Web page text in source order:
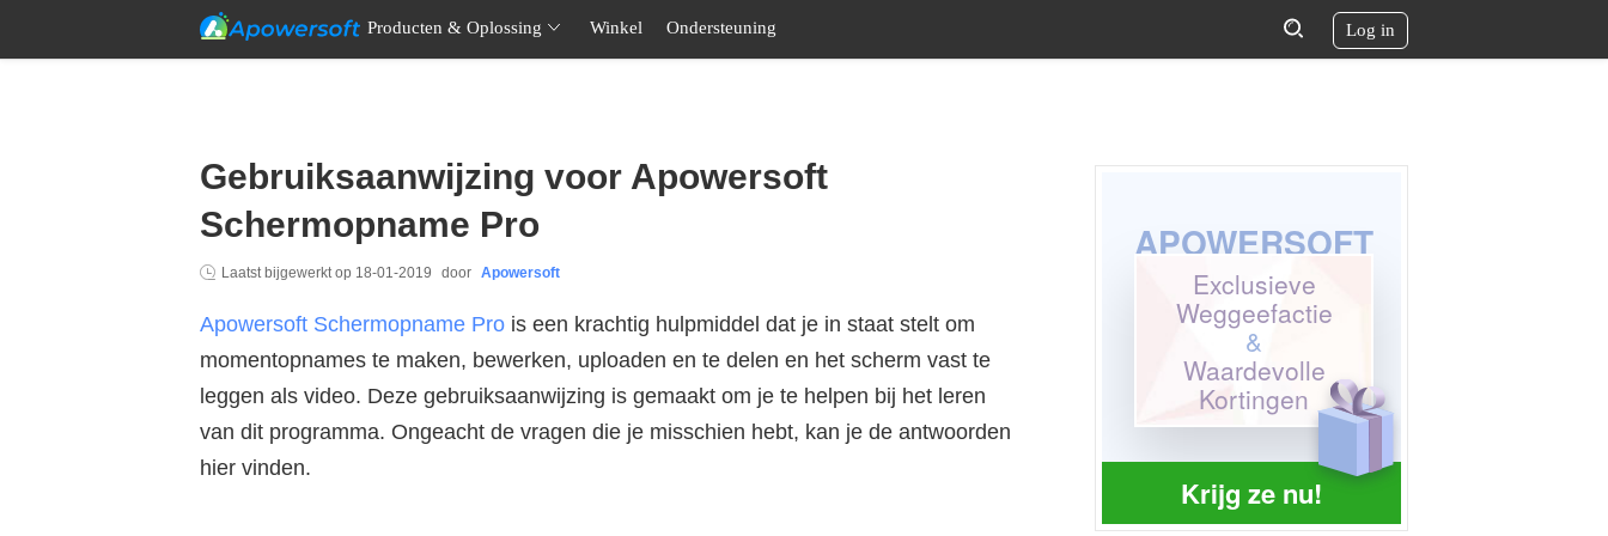
Producten & Oplossing Winkel Ondersteuning Log in
Gebruiksaanwijzing voor Apowersoft
Schermopname Pro
Laatst bijgewerkt op 18-01-2019 door Apowersoft
Apowersoft Schermopname Pro is een krachtig hulpmiddel dat je in staat stelt om
momentopnames te maken, bewerken, uploaden en te delen en het scherm vast te
leggen als video. Deze gebruiksaanwijzing is gemaakt om je te helpen bij het leren
van dit programma. Ongeacht de vragen die je misschien hebt, kan je de antwoorden
hier vinden.
Krijg ze nu!
APOWERSOFT
Exclusieve
Weggeefactie
&
Waardevolle
Kortingen